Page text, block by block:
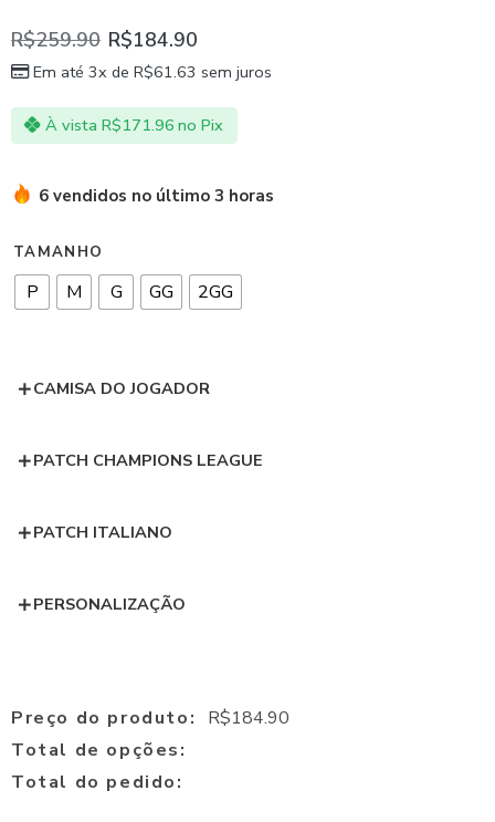
R$259.90 R$184.90
Em até 3x de R$61.63 sem juros
À vista R$171.96 no Pix
6 vendidos no último 3 horas
TAMANHO
P M G GG 2GG
CAMISA DO JOGADOR
PATCH CHAMPIONS LEAGUE
PATCH ITALIANO
PERSONALIZAÇÃO
Preço do produto: R$184.90
Total de opções:
Total do pedido: